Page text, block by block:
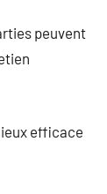
peuvent
efficace